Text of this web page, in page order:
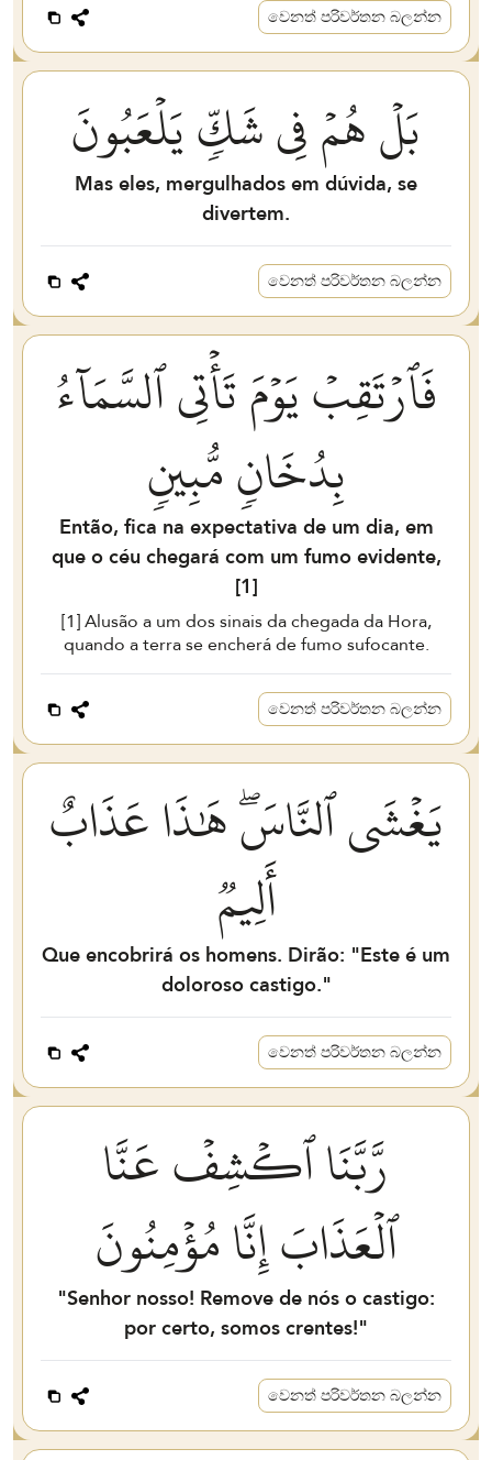
වෙනත් පරිවර්තන බලන්න
بَلۡ هُمۡ فِي شَكّٖ يَلۡعَبُونَ
Mas eles, mergulhados em dúvida, se
divertem.
වෙනත් පරිවර්තන බලන්න
فَٱرۡتَقِبۡ يَوۡمَ تَأۡتِي ٱلسَّمَآءُ
بِدُخَانٖ مُّبِينٖ
Então, fica na expectativa de um dia, em
que o céu chegará com um fumo evidente,
[1]
[1] Alusão a um dos sinais da chegada da Hora,
quando a terra se encherá de fumo sufocante.
වෙනත් පරිවර්තන බලන්න
يَغۡشَى ٱلنَّاسَۖ هَٰذَا عَذَابٌ
أَلِيمٞ
Que encobrirá os homens. Dirão: "Este é um
doloroso castigo."
වෙනත් පරිවර්තන බලන්න
رَّبَّنَا ٱكۡشِفۡ عَنَّا
ٱلۡعَذَابَ إِنَّا مُؤۡمِنُونَ
"Senhor nosso! Remove de nós o castigo:
por certo, somos crentes!"
වෙනත් පරිවර්තන බලන්න